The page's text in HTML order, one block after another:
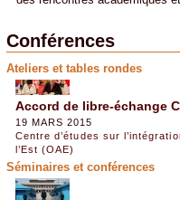
Conférences
Ateliers et tables rondes
Accord de libre-échange
19 MARS 2015
Centre d’études sur
l’Est (OAE)
Séminaires et conférences